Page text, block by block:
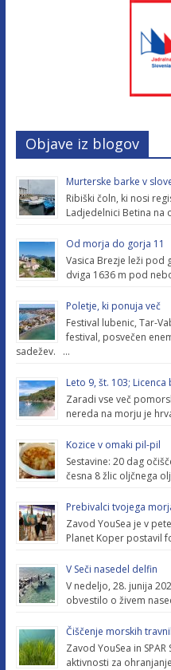
Objave iz blogov
Murterske barke v
Ribiški čoln, ki nosi
Ladjedelnici Betina na
Od morja do gorja 11
Vasica Brezje leži pod
dviga 1636 m pod
Poletje, ki ponuja več
Festival lubenic, Tar-
festival, posvečen
sadežev. …
Leto 9, št. 103;
Zaradi vse več
nereda na morju je
Kozice v omaki pil-pil
Sestavine: 20 dag
česna 8 žlic oljčnega
Prebivalci tvojega
Zavod YouSea je v
Planet Koper postavil
V Seči nasedel delfin
V nedeljo, 28. junija
obvestilo o živem
Čiščenje morskih
Zavod YouSea in
aktivnosti za